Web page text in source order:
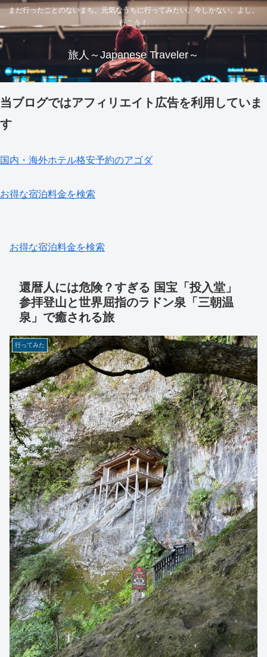
まだ行ったことのないまち。元気なうちに行ってみたい。今しかない。よし、
行こう！
旅人～Japanese Traveler～
当ブログではアフィリエイト広告を利用していま
す
国内・海外ホテル格安予約のアゴダ
お得な宿泊料金を検索
お得な宿泊料金を検索
還暦人には危険？すぎる 国宝「投入堂」
参拝登山と世界屈指のラドン泉「三朝温
泉」で癒される旅
行ってみた